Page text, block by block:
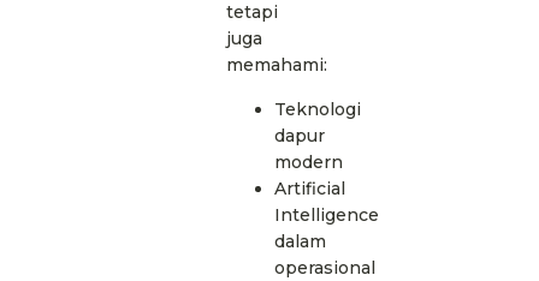
tetapi
juga
memahami:
Teknologi
dapur
modern
Artificial
Intelligence
dalam
operasional